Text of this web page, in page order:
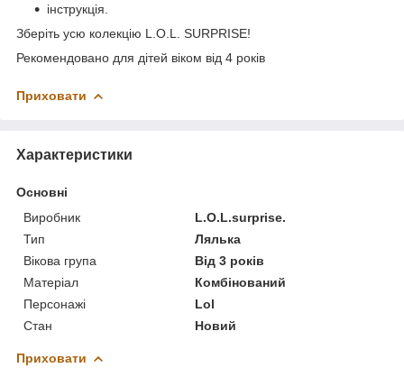
інструкція.
Зберіть усю колекцію L.O.L. SURPRISE!
Рекомендовано для дітей віком від 4 років
Приховати
Характеристики
Основні
Виробник
L.O.L.surprise.
Тип
Лялька
Вікова група
Від 3 років
Матеріал
Комбінований
Персонажі
Lol
Стан
Новий
Приховати